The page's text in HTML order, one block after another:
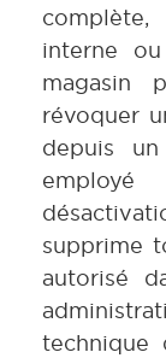
interne
magasin
révoquer
depuis un
supprime
autorisé
technique